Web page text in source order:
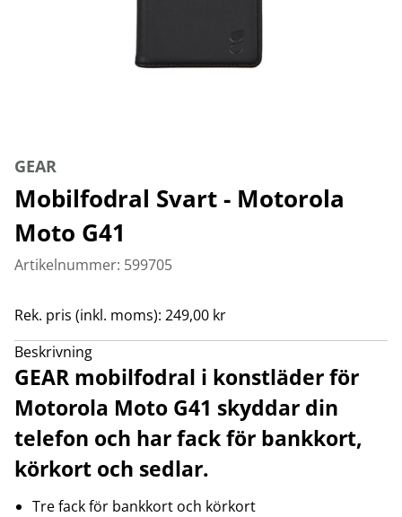
GEAR
Mobilfodral Svart - Motorola
Moto G41
Artikelnummer: 599705
Rek. pris (inkl. moms): 249,00 kr
Beskrivning
GEAR mobilfodral i konstläder för
Motorola Moto G41 skyddar din
telefon och har fack för bankkort,
körkort och sedlar.
Tre fack för bankkort och körkort